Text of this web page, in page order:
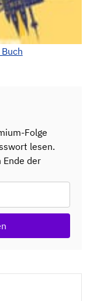
Folge
lesen.
Ende der